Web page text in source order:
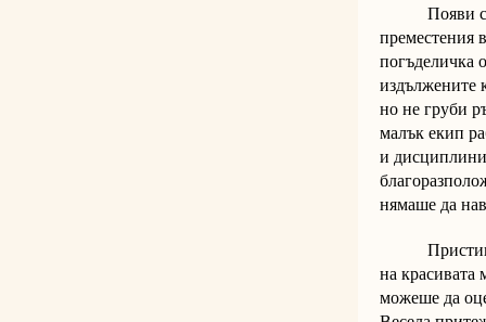
Появи се
преместения
погъделичка
издължените
но не груби
малък екип
и
нямаше да
Пристигна
на красивата
можеше да